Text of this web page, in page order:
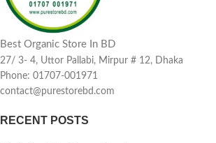
Best Organic Store In BD
27/ 3- 4, Uttor Pallabi, Mirpur # 12, Dhaka
Phone: 01707-001971
contact@purestorebd.com
RECENT POSTS